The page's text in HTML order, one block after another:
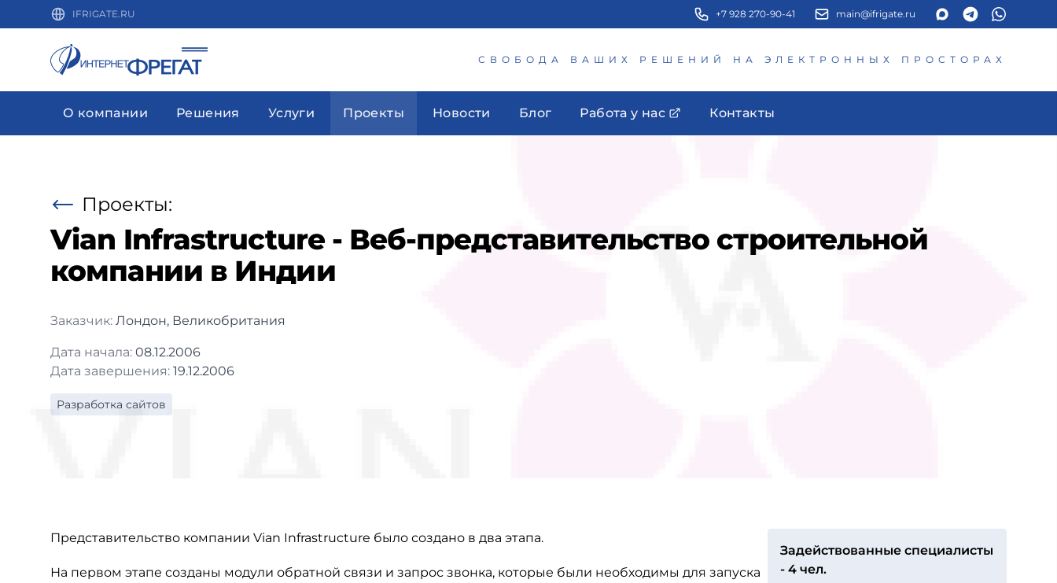
IFRIGATE.RU +7 928 270-90-41 main@ifrigate.ru
СВОБОДА ВАШИХ РЕШЕНИЙ НА ЭЛЕКТРОННЫХ ПРОСТОРАХ
О компании Решения Услуги Проекты Новости Блог Работа у нас Контакты
Проекты:
Vian Infrastructure - Веб-представительство строительной
компании в Индии
Заказчик: Лондон, Великобритания
Дата начала: 08.12.2006
Дата завершения: 19.12.2006
Разработка сайтов
Представительство компании Vian Infrastructure было создано в два этапа.
На первом этапе созданы модули обратной связи и запрос звонка, которые были необходимы для запуска
Задействованные специалисты
- 4 чел.